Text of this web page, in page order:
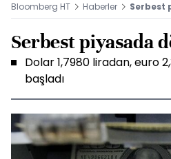
Bloomberg HT Haberler Serbest
Serbest piyasada
Dolar 1,7980 liradan, euro
başladı